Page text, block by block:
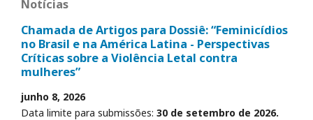
Notícias
Chamada de Artigos para Dossiê: “Feminicídios
no Brasil e na América Latina - Perspectivas
Críticas sobre a Violência Letal contra
mulheres”
junho 8, 2026
Data limite para submissões: 30 de setembro de 2026.